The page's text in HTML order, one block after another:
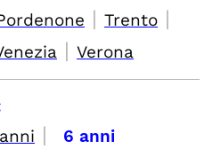
| Trento |
| Verona
| 6 anni